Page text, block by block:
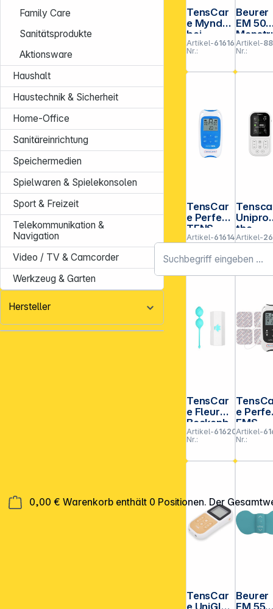
0,00 € Warenkorb enthält 0 Positionen. Der
Family Care
Sanitätsprodukte
Aktionsware
Haushalt
Haustechnik & Sicherheit
Home-Office
Sanitäreinrichtung
Speichermedien
Spielwaren & Spielekonsolen
Sport & Freizeit
Telekommunikation &
Navigation
Video / TV & Camcorder
Werkzeug & Garten
Hersteller
TensCar
e Mynd
bei
Migräne
Artikel-
Nr.:
616163
Beurer
EM 50
l Relax
Artikel-
Nr.:
TensCar
e Perfect
TENS
Schmerzli
gerät
Artikel-
Nr.:
616142
Unipro
the
Artikel-
Nr.:
TensCar
e Fleur
Beckenb
odentrai
ningskug
el
Artikel-
Nr.:
616205
e
EMS
mulator
Artikel-
Nr.:
TensCar
e UniGlo
Beurer
EM 55